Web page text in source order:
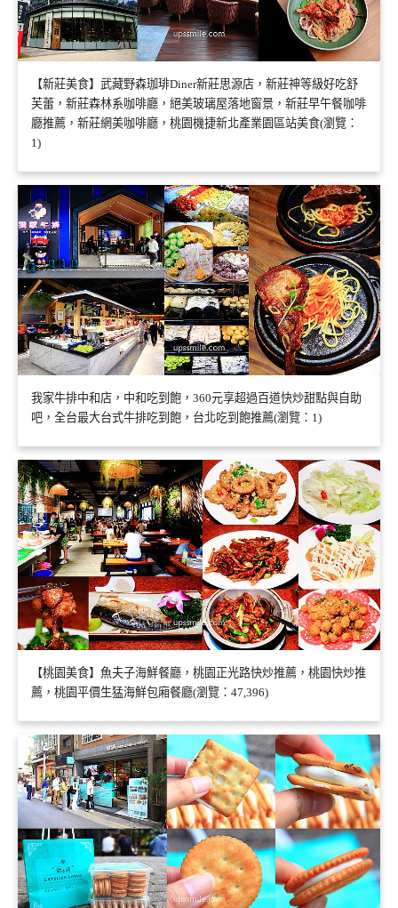
【新莊美食】武藏野森珈琲Diner新莊思源店，新莊神等級好吃舒
芙蕾，新莊森林系咖啡廳，絕美玻璃屋落地窗景，新莊早午餐咖啡
廳推薦，新莊網美咖啡廳，桃園機捷新北產業園區站美食(瀏覽：
1)
我家牛排中和店，中和吃到飽，360元享超過百道快炒甜點與自助
吧，全台最大台式牛排吃到飽，台北吃到飽推薦(瀏覽：1)
【桃園美食】魚夫子海鮮餐廳，桃園正光路快炒推薦，桃園快炒推
薦，桃園平價生猛海鮮包廂餐廳(瀏覽：47,396)